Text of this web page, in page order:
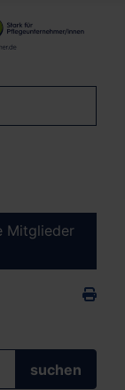
Mitglieder